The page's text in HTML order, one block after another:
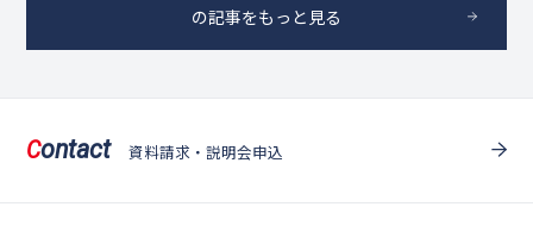
の記事をもっと見る
Contact 資料請求・説明会申込